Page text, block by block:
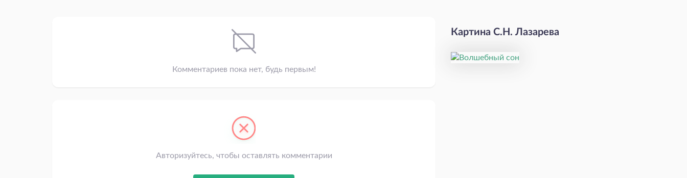
Комментариев пока нет, будь первым!
Авторизуйтесь, чтобы оставлять комментарии
Картина С.Н. Лазарева